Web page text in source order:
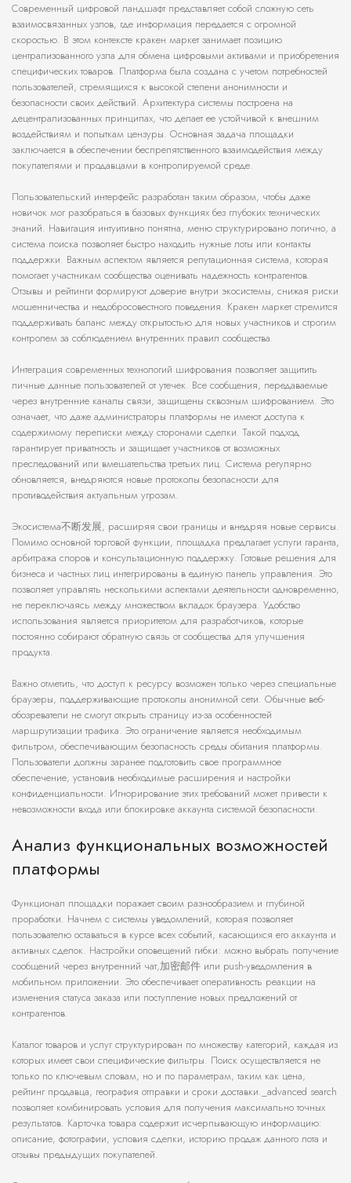
Современный цифровой ландшафт представляет собой сложную сеть
взаимосвязанных узлов, где информация передается с огромной
скоростью. В этом контексте кракен маркет занимает позицию
централизованного узла для обмена цифровыми активами и приобретения
специфических товаров. Платформа была создана с учетом потребностей
пользователей, стремящихся к высокой степени анонимности и
безопасности своих действий. Архитектура системы построена на
децентрализованных принципах, что делает ее устойчивой к внешним
воздействиям и попыткам цензуры. Основная задача площадки
заключается в обеспечении беспрепятственного взаимодействия между
покупателями и продавцами в контролируемой среде.
Пользовательский интерфейс разработан таким образом, чтобы даже
новичок мог разобраться в базовых функциях без глубоких технических
знаний. Навигация интуитивно понятна, меню структурировано логично, а
система поиска позволяет быстро находить нужные лоты или контакты
поддержки. Важным аспектом является репутационная система, которая
помогает участникам сообщества оценивать надежность контрагентов.
Отзывы и рейтинги формируют доверие внутри экосистемы, снижая риски
мошенничества и недобросовестного поведения. Кракен маркет стремится
поддерживать баланс между открытостью для новых участников и строгим
контролем за соблюдением внутренних правил сообщества.
Интеграция современных технологий шифрования позволяет защитить
личные данные пользователей от утечек. Все сообщения, передаваемые
через внутренние каналы связи, защищены сквозным шифрованием. Это
означает, что даже администраторы платформы не имеют доступа к
содержимому переписки между сторонами сделки. Такой подход
гарантирует приватность и защищает участников от возможных
преследований или вмешательства третьих лиц. Система регулярно
обновляется, внедряются новые протоколы безопасности для
противодействия актуальным угрозам.
Экосистема不断发展, расширяя свои границы и внедряя новые сервисы.
Помимо основной торговой функции, площадка предлагает услуги гаранта,
арбитража споров и консультационную поддержку. Готовые решения для
бизнеса и частных лиц интегрированы в единую панель управления. Это
позволяет управлять несколькими аспектами деятельности одновременно,
не переключаясь между множеством вкладок браузера. Удобство
использования является приоритетом для разработчиков, которые
постоянно собирают обратную связь от сообщества для улучшения
продукта.
Важно отметить, что доступ к ресурсу возможен только через специальные
браузеры, поддерживающие протоколы анонимной сети. Обычные веб-
обозреватели не смогут открыть страницу из-за особенностей
маршрутизации трафика. Это ограничение является необходимым
фильтром, обеспечивающим безопасность среды обитания платформы.
Пользователи должны заранее подготовить свое программное
обеспечение, установив необходимые расширения и настройки
конфиденциальности. Игнорирование этих требований может привести к
невозможности входа или блокировке аккаунта системой безопасности.
Анализ функциональных возможностей
платформы
Функционал площадки поражает своим разнообразием и глубиной
проработки. Начнем с системы уведомлений, которая позволяет
пользователю оставаться в курсе всех событий, касающихся его аккаунта и
активных сделок. Настройки оповещений гибки: можно выбрать получение
сообщений через внутренний чат,加密邮件 или push-уведомления в
мобильном приложении. Это обеспечивает оперативность реакции на
изменения статуса заказа или поступление новых предложений от
контрагентов.
Каталог товаров и услуг структурирован по множеству категорий, каждая из
которых имеет свои специфические фильтры. Поиск осуществляется не
только по ключевым словам, но и по параметрам, таким как цена,
рейтинг продавца, география отправки и сроки доставки._advanced search
позволяет комбинировать условия для получения максимально точных
результатов. Карточка товара содержит исчерпывающую информацию:
описание, фотографии, условия сделки, историю продаж данного лота и
отзывы предыдущих покупателей.